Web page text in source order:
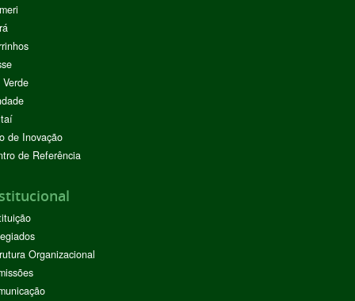
de Inovação
de Referência
Organizacional